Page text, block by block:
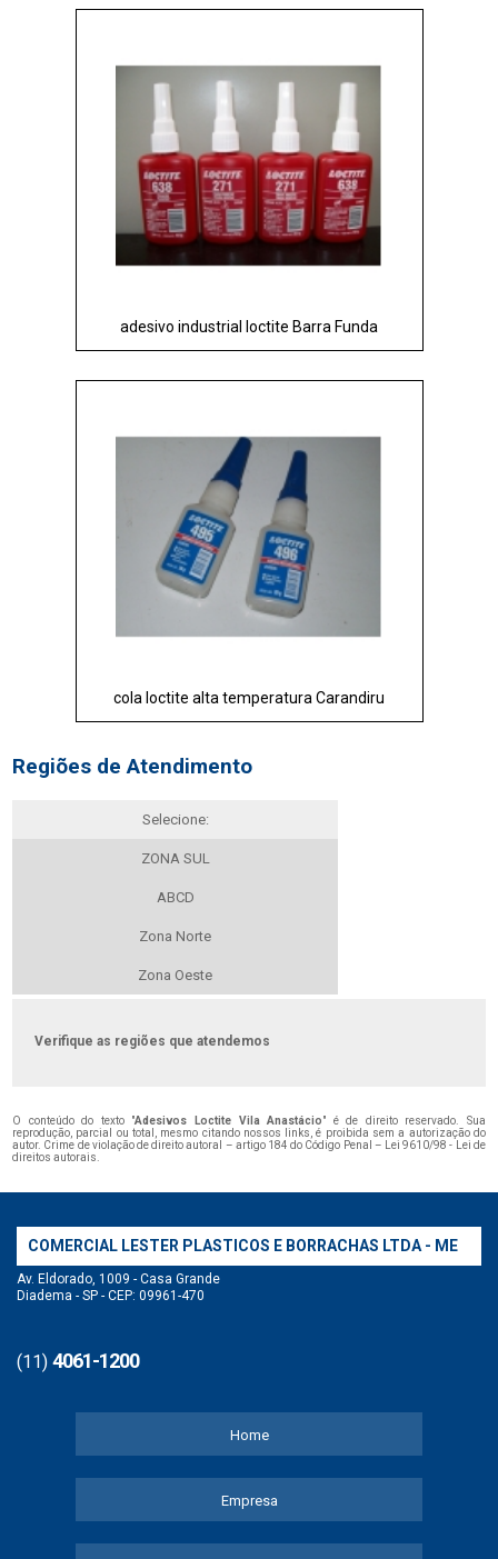
adesivo industrial loctite Barra Funda
cola loctite alta temperatura Carandiru
Regiões de Atendimento
Selecione:
ZONA SUL
ABCD
Zona Norte
Zona Oeste
Verifique as regiões que atendemos
O conteúdo do texto "Adesivos Loctite Vila Anastácio" é de direito reservado. Sua
reprodução, parcial ou total, mesmo citando nossos links, é proibida sem a autorização do
autor. Crime de violação de direito autoral – artigo 184 do Código Penal –
Lei 9610/98 - Lei de
direitos autorais
COMERCIAL LESTER PLASTICOS E BORRACHAS LTDA - ME
Av. Eldorado, 1009 - Casa Grande
Diadema - SP - CEP: 09961-470
(11) 4061-1200
Home
Empresa